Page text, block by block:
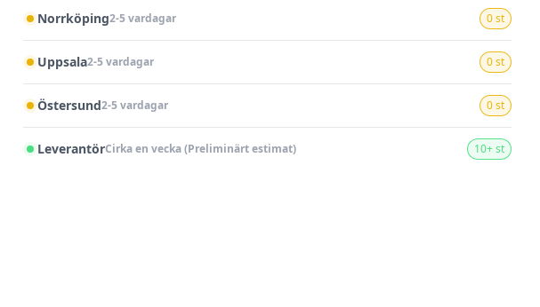
Norrköping2-5 vardagar 0 st
Uppsala2-5 vardagar 0 st
Östersund2-5 vardagar 0 st
LeverantörCirka en vecka (Preliminärt estimat) 10+ st